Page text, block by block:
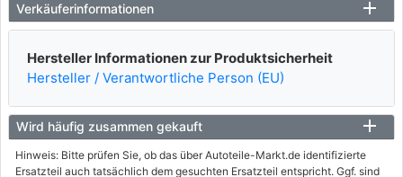
Verkäuferinformationen
Hersteller Informationen zur Produktsicherheit
Hersteller / Verantwortliche Person (EU)
Wird häufig zusammen gekauft
Hinweis: Bitte prüfen Sie, ob das über Autoteile-Markt.de identifizierte
Ersatzteil auch tatsächlich dem gesuchten Ersatzteil entspricht. Ggf. sind